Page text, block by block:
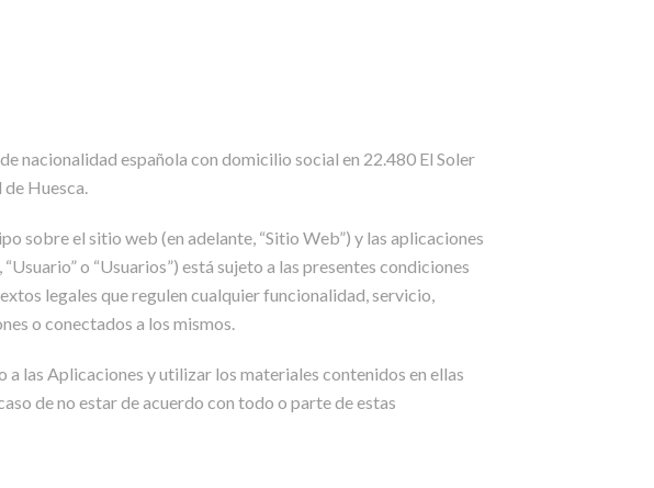
nacionalidad española con domicilio social en 22.480 El Soler
Huesca.
sobre el sitio web (en adelante, “Sitio Web”) y las aplicaciones
o “Usuarios”) está sujeto a las presentes condiciones
legales que regulen cualquier funcionalidad, servicio,
o conectados a los mismos.
a las Aplicaciones y utilizar los materiales contenidos en ellas
de no estar de acuerdo con todo o parte de estas